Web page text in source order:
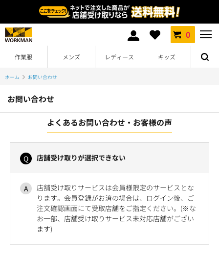
0
作業服 メンズ レディース キッズ
ホーム お問い合わせ
お問い合わせ
よくあるお問い合わせ・お客様の声
店舗受け取りが選択できない
店舗受け取りサービスは会員様限定のサービスとな
ります。会員登録がお済の場合は、ログイン後、ご
注文確認画面にて受取店舗をご指定ください。(※な
お一部、店舗受け取りサービス未対応店舗がござい
ます)